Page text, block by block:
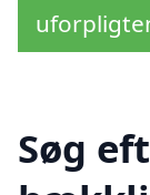
Søg